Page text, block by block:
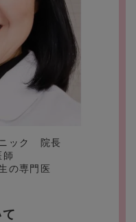
ック 院長
師
の専門医